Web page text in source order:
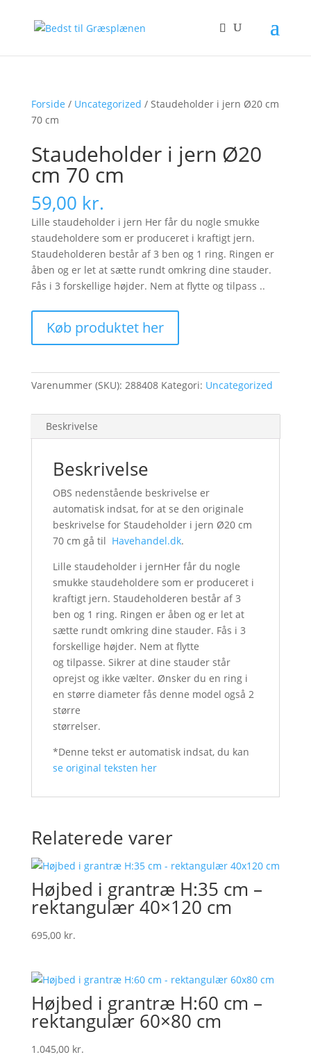
Forside / Uncategorized / Staudeholder i jern Ø20 cm
70 cm
Staudeholder i jern Ø20
cm 70 cm
59,00 kr.
Lille staudeholder i jern Her får du nogle smukke
staudeholdere som er produceret i kraftigt jern.
Staudeholderen består af 3 ben og 1 ring. Ringen er
åben og er let at sætte rundt omkring dine stauder.
Fås i 3 forskellige højder. Nem at flytte og tilpass ..
Køb produktet her
Varenummer (SKU): 288408 Kategori: Uncategorized
Beskrivelse
Beskrivelse
OBS nedenstående beskrivelse er
automatisk indsat, for at se den originale
beskrivelse for Staudeholder i jern Ø20 cm
70 cm gå til Havehandel.dk.
Lille staudeholder i jernHer får du nogle
smukke staudeholdere som er produceret i
kraftigt jern. Staudeholderen består af 3
ben og 1 ring. Ringen er åben og er let at
sætte rundt omkring dine stauder. Fås i 3
forskellige højder. Nem at flytte
og tilpasse. Sikrer at dine stauder står
oprejst og ikke vælter. Ønsker du en ring i
en større diameter fås denne model også 2
større
størrelser.
*Denne tekst er automatisk indsat, du kan
se original teksten her
Relaterede varer
Højbed i grantræ H:35 cm –
rektangulær 40×120 cm
695,00 kr.
Højbed i grantræ H:60 cm –
rektangulær 60×80 cm
1.045,00 kr.